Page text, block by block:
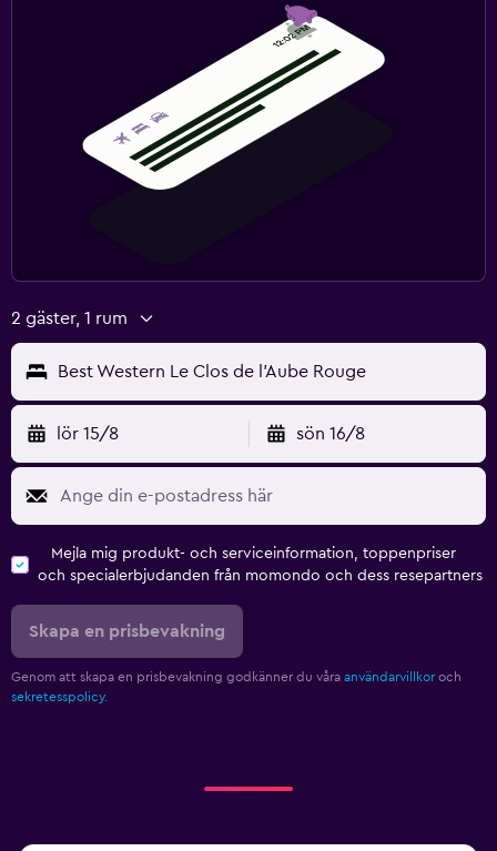
2 gäster, 1 rum
Best Western Le Clos de l'Aube Rouge
lör 15/8 sön 16/8
Mejla mig produkt- och serviceinformation, toppenpriser
och specialerbjudanden från momondo och dess resepartners
Skapa en prisbevakning
Genom att skapa en prisbevakning godkänner du våra användarvillkor och
sekretesspolicy.